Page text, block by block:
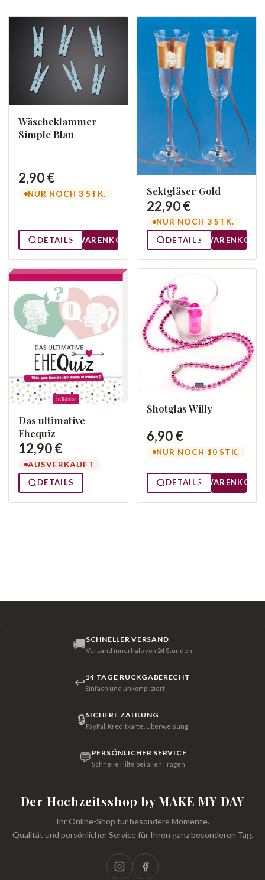
Wäscheklammer
Simple Blau
2,90 €
NUR NOCH 3 STK.
DETAILS WARENKORB
Sektgläser Gold
22,90 €
NUR NOCH 3 STK.
DETAILS
WARENKORB
Das ultimative
Ehequiz
12,90 €
AUSVERKAUFT
DETAILS
Shotglas Willy
6,90 €
NUR NOCH 10 STK.
DETAILS WARENKORB
🚚SCHNELLER VERSAND
Versand innerhalb von 24 Stunden
↩14 TAGE RÜCKGABERECHT
Einfach und unkompliziert
🔒SICHERE ZAHLUNG
PayPal, Kreditkarte, Überweisung
💬 PERSÖNLICHER SERVICE
Schnelle Hilfe bei allen Fragen
Der Hochzeitsshop by MAKE MY DAY
Ihr Online-Shop für besondere Momente.
Qualität und persönlicher Service für Ihren ganz besonderen Tag.